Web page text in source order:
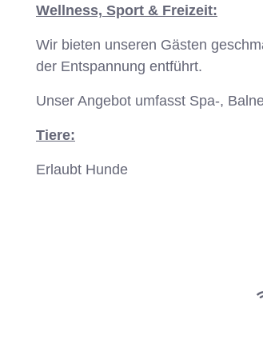
Wellness, Sport & Freizeit:
Wir bieten unseren Gästen
der Entspannung entführt.
Unser Angebot umfasst Spa-,
Tiere:
Erlaubt Hunde